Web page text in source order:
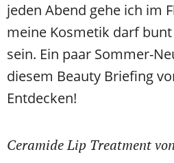
jeden Abend gehe ich im
meine Kosmetik darf
sein. Ein paar Sommer-
diesem Beauty Briefing
Entdecken!
Ceramide Lip Treatment